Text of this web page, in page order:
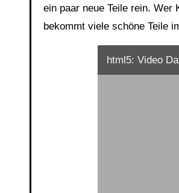
ein paar neue Teile rein. Wer
bekommt viele schöne Teile
html5: Video